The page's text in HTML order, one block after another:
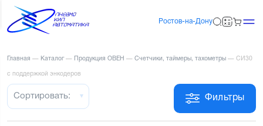
Ростов-на-Дону
Главная — Каталог — Продукция ОВЕН — Счетчики, таймеры, тахометры — СИ30
с поддержкой энкодеров
Фильтры
Сортировать: